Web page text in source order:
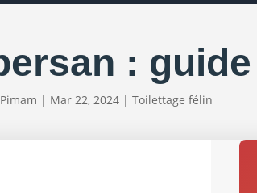
:
| Mar 22, 2024 | Toilettage félin